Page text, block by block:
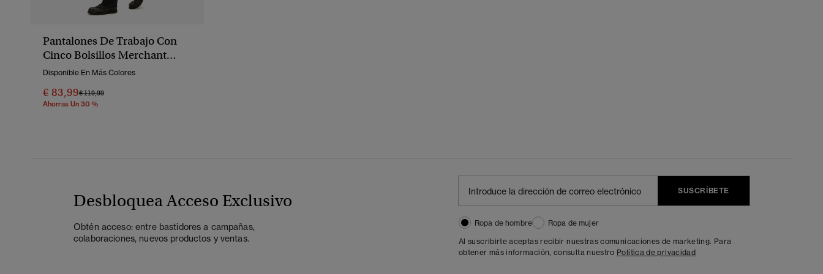
Pantalones De Trabajo Con
Cinco Bolsillos Merchant
Store
Disponible En Más Colores
€ 83,99Precio Rebajado De
€ 119,99A
Ahorras Un 30 %
Desbloquea Acceso Exclusivo
Obtén acceso: entre bastidores a campañas,
colaboraciones, nuevos productos y ventas.
SUSCRÍBETE
Ropa de hombre
Ropa de mujer
Al suscribirte aceptas recibir nuestras comunicaciones de marketing. Para
obtener más información, consulta nuestro Política de privacidad